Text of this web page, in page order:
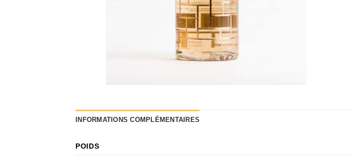
INFORMATIONS COMPLÉMENTAIRES
POIDS